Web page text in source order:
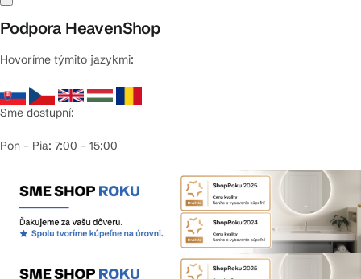
Podpora HeavenShop
Hovoríme týmito jazykmi:
Sme dostupní:
Pon – Pia: 7:00 – 15:00